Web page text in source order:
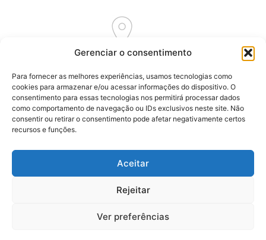
Gerenciar o consentimento
Para fornecer as melhores experiências, usamos tecnologias como
cookies para armazenar e/ou acessar informações do dispositivo. O
consentimento para essas tecnologias nos permitirá processar dados
como comportamento de navegação ou IDs exclusivos neste site. Não
consentir ou retirar o consentimento pode afetar negativamente certos
recursos e funções.
Aceitar
Rejeitar
Ver preferências
Garibaldi – RS
CEP: 95720-000
(54) 3464-7262
(54) 99916-2061